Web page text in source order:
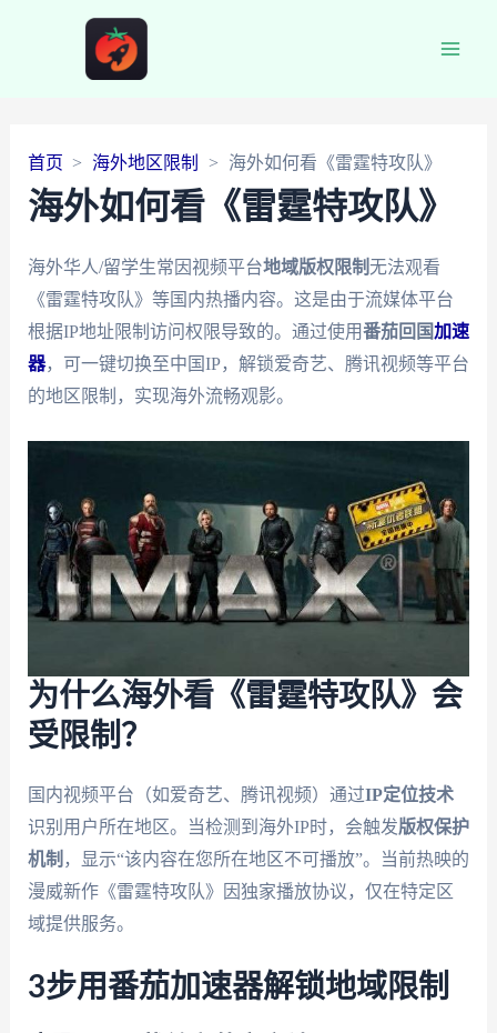
首页 海外地区限制 海外如何看《雷霆特攻队》
海外如何看《雷霆特攻队》
海外华人/留学生常因视频平台地域版权限制无法观看
《雷霆特攻队》等国内热播内容。这是由于流媒体平台
根据IP地址限制访问权限导致的。通过使用番茄回国加速
器，可一键切换至中国IP，解锁爱奇艺、腾讯视频等平台
的地区限制，实现海外流畅观影。
为什么海外看《雷霆特攻队》会
受限制？
国内视频平台（如爱奇艺、腾讯视频）通过IP定位技术
识别用户所在地区。当检测到海外IP时，会触发版权保护
机制 ，显示“该内容在您所在地区不可播放”。当前热映的
漫威新作《雷霆特攻队》因独家播放协议，仅在特定区
域提供服务。
3步用番茄加速器解锁地域限制